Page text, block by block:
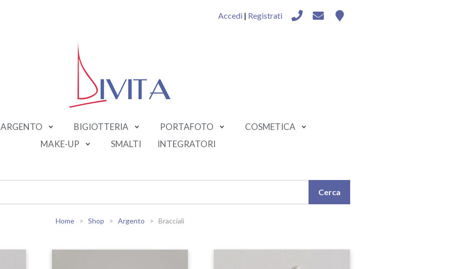
Accedi | Registrati
ARGENTO BIGIOTTERIA PORTAFOTO
COSMETICA
MAKE-UP
SMALTI INTEGRATORI
Home Shop Argento Bracciali